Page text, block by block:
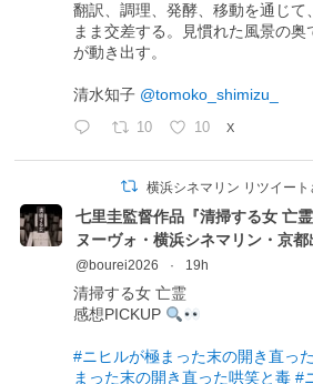
翻訳、調理、発酵、移動を通じて
まま交差する。見慣れた風景の
が動き出す。
清水知子 @tomoko_shimizu_
10 10 X
横浜シネマリン リツイート
七里圭監督作品『清掃する女 亡
ヌーヴォ・横浜シネマリン・京都
@bourei2026 · 19h
清掃する女 亡霊
感想PICKUP
#ニヒルが極まった末の開き直っ
まった末の開き直った哄笑と毒 #